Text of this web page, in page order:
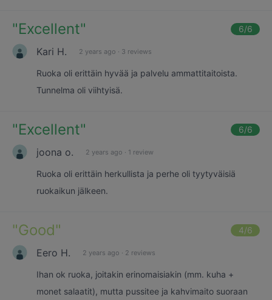
"Excellent" 6/6
Kari H. 2 years ago · 3 reviews
Ruoka oli erittäin hyvää ja palvelu ammattitaitoista.
Tunnelma oli viihtyisä.
"Excellent" 6/6
joona o. 2 years ago · 1 review
Ruoka oli erittäin herkullista ja perhe oli tyytyväisiä
ruokaikun jälkeen.
"Good" 4/6
Eero H. 2 years ago · 2 reviews
Ihan ok ruoka, joitakin erinomaisiakin (mm. kuha +
monet salaatit), mutta pussitee ja kahvimaito suoraan